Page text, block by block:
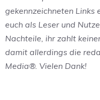
gekennzeichneten Links
euch als Leser und
Nachteile, ihr zahlt
damit allerdings die
Media®. Vielen Dank!